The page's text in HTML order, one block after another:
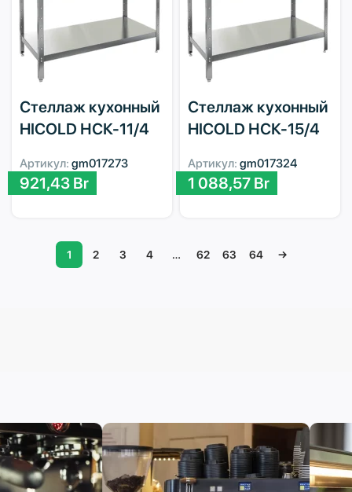
Стеллаж кухонный
HICOLD НСК-11/4
Артикул: gm017273
921,43 Br
Стеллаж кухонный
HICOLD НСК-15/4
Артикул: gm017324
1 088,57 Br
1 2 3 4 … 62 63 64 →